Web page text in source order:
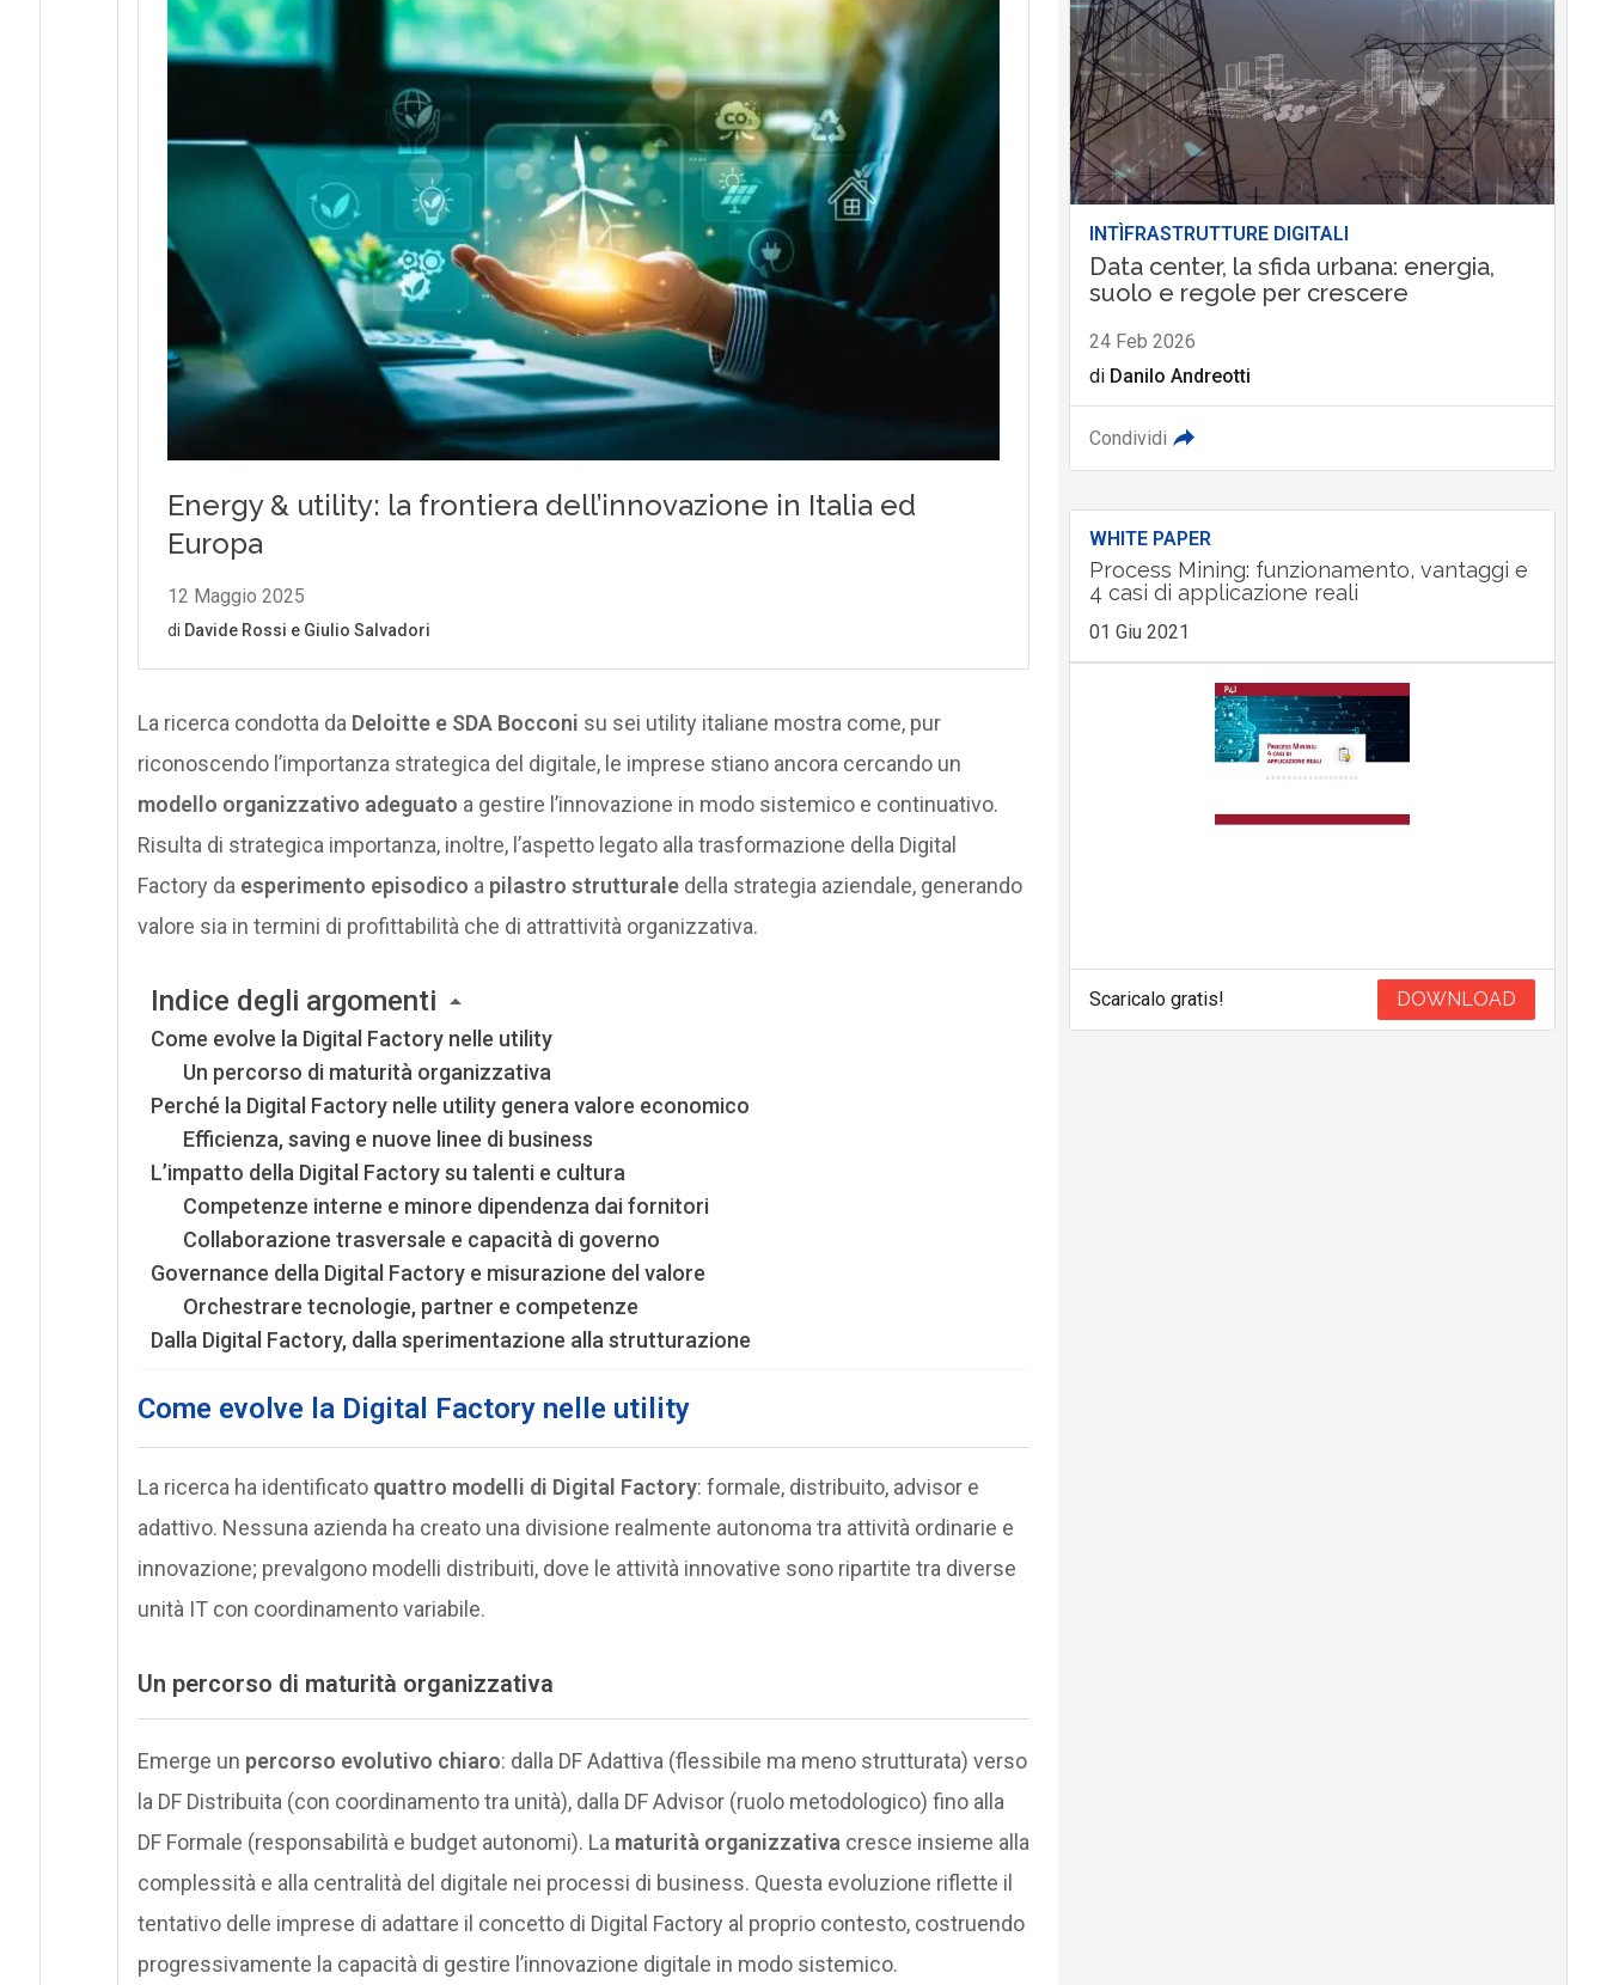
La ricerca condotta da Deloitte e SDA Bocconi su sei utility italiane mostra come, pur
riconoscendo l’importanza strategica del digitale, le imprese stiano ancora cercando un
modello organizzativo adeguato a gestire l’innovazione in modo sistemico e continuativo.
Risulta di strategica importanza, inoltre, l’aspetto legato alla trasformazione della Digital
Factory da esperimento episodico a pilastro strutturaledella strategia aziendale, generando
valore sia in termini di profittabilità che di attrattività organizzativa.
Indice degli argomenti
Come evolve la Digital Factory nelle utility
Un percorso di maturità organizzativa
Perché la Digital Factory nelle utility genera valore economico
Efficienza, saving e nuove linee di business
L’impatto della Digital Factory su talenti e cultura
Competenze interne e minore dipendenza dai fornitori
Collaborazione trasversale e capacità di governo
Governance della Digital Factory e misurazione del valore
Orchestrare tecnologie, partner e competenze
Dalla Digital Factory, dalla sperimentazione alla strutturazione
Come evolve la Digital Factory nelle utility
La ricerca ha identificato quattro modelli di Digital Factory: formale, distribuito, advisor e
adattivo. Nessuna azienda ha creato una divisione realmente autonoma tra attività ordinarie e
innovazione; prevalgono modelli distribuiti, dove le attività innovative sono ripartite tra diverse
unità IT con coordinamento variabile.
Un percorso di maturità organizzativa
Emerge un percorso evolutivo chiaro: dalla DF Adattiva (flessibile ma meno strutturata) verso
la DF Distribuita (con coordinamento tra unità), dalla DF Advisor (ruolo metodologico) fino alla
DF Formale (responsabilità e budget autonomi). La maturità organizzativacresce insieme alla
complessità e alla centralità del digitale nei processi di business. Questa evoluzione riflette il
tentativo delle imprese di adattare il concetto di Digital Factory al proprio contesto, costruendo
progressivamente la capacità di gestire l’innovazione digitale in modo sistemico.
INTÌFRASTRUTTURE DIGITALI
Data center, la sfida urbana: energia,
suolo e regole per crescere
24 Feb 2026
di Danilo Andreotti
Condividi
WHITE PAPER
Process Mining: funzionamento, vantaggi e
4 casi di applicazione reali
01 Giu 2021
Scaricalo gratis! DOWNLOAD